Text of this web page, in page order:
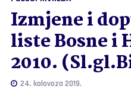
Izmjene i
liste Bosne i
2010.
24. kolovoza 2019.